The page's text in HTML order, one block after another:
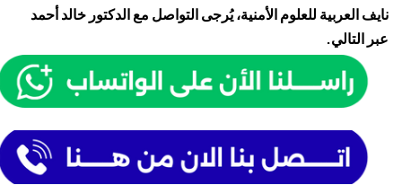
نايف العربية للعلوم الأمنية، يُرجى التواصل مع الدكتور خالد أحمد
عبر التالي.